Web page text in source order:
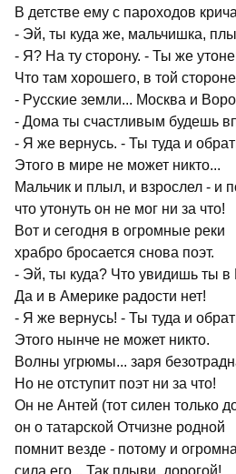
В детстве ему с пароходов
- Эй, ты куда же, мальчишка,
- Я? На ту сторону. - Ты же
Что там хорошего, в той
- Русские земли... Москва и
- Дома ты счастливым будешь
- Я же вернусь. - Ты туда и
Этого в мире не может никто...
Мальчик и плыл, и взрослел - и
что утонуть он не мог ни за что!
Вот и сегодня в огромные реки
храбро бросается снова поэт.
- Эй, ты куда? Что увидишь ты в
Да и в Америке радости нет!
- Я же вернусь! - Ты туда и
Этого нынче не может никто.
Волны угрюмы... заря
Но не отступит поэт ни за что!
Он не Антей (тот силен только
он о татарской Отчизне родной
помнит везде - потому и огромна